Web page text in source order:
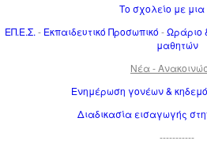
Το σχολείο με
ΕΠ.Ε.Σ. - Εκπαιδευτικό Προσωπικό -Ωράριο
μαθητών
Νέα -
Ενημέρωση γονέων &
Διαδικασία εισαγωγής
-----------